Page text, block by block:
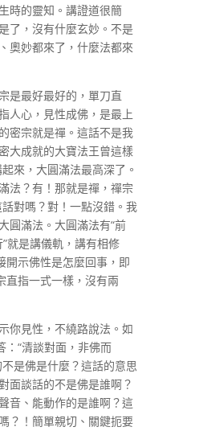
時的靈知。講證道很簡
了，沒有什麼玄妙。不是
奧妙都來了，什麼法都來
是最好最好的，單刀直
人心，見性成佛，是最上
密宗就是禪。這話不是我
大成就的大寶法王曾這樣
來，大圓滿法最高深了。
法？有！那就是禪，禪宗
對嗎？對！一點沒錯。我
圓滿法。大圓滿法有“前
”就是講儀軌，講有相修
開示佛性是怎麼回事，即
直指一式一樣，沒有兩
你見性，不繞路說法。如
：“清談對面，非佛而
是佛是什麼？這話的意思
面談話的不是佛是誰啊？
音、能動作的是誰啊？這
？！簡單親切、關鍵扼要